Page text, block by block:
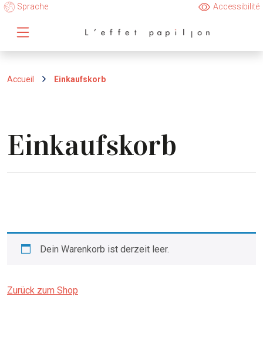
Sprache Accessibilité
Accueil Einkaufskorb
Einkaufskorb
Dein Warenkorb ist derzeit leer.
Zurück zum Shop